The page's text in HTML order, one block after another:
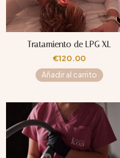
Tratamiento de LPG XL
€120.00
Añadir al carrito